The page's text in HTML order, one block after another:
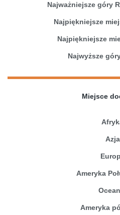
Najważniejsze góry
Najpiękniejsze
Najpiękniejsze
Najwyższe
Miejsce
Azja
Ameryka
Ameryka